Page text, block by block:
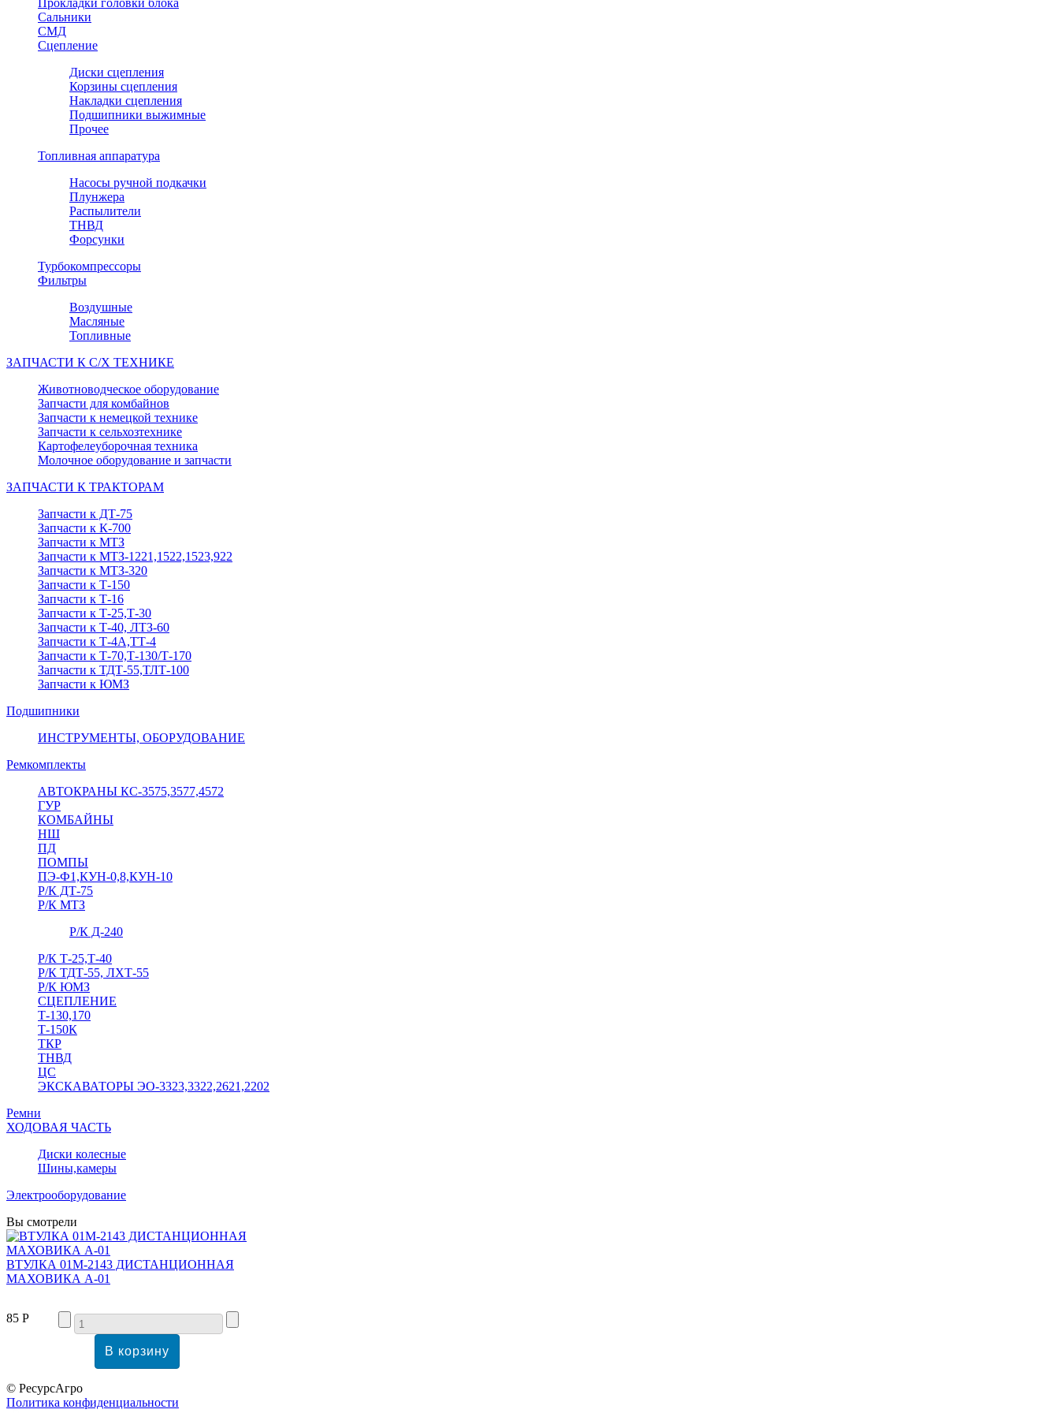
Прокладки головки блока
Сальники
СМД
Сцепление
Диски сцепления
Корзины сцепления
Накладки сцепления
Подшипники выжимные
Прочее
Топливная аппаратура
Насосы ручной подкачки
Плунжера
Распылители
ТНВД
Форсунки
Турбокомпрессоры
Фильтры
Воздушные
Масляные
Топливные
ЗАПЧАСТИ К С/Х ТЕХНИКЕ
Животноводческое оборудование
Запчасти для комбайнов
Запчасти к немецкой технике
Запчасти к сельхозтехнике
Картофелеуборочная техника
Молочное оборудование и запчасти
ЗАПЧАСТИ К ТРАКТОРАМ
Запчасти к ДТ-75
Запчасти к К-700
Запчасти к МТЗ
Запчасти к МТЗ-1221,1522,1523,922
Запчасти к МТЗ-320
Запчасти к Т-150
Запчасти к Т-16
Запчасти к Т-25,Т-30
Запчасти к Т-40, ЛТЗ-60
Запчасти к Т-4А,ТТ-4
Запчасти к Т-70,Т-130/Т-170
Запчасти к ТДТ-55,ТЛТ-100
Запчасти к ЮМЗ
Подшипники
ИНСТРУМЕНТЫ, ОБОРУДОВАНИЕ
Ремкомплекты
АВТОКРАНЫ КС-3575,3577,4572
ГУР
КОМБАЙНЫ
НШ
ПД
ПОМПЫ
ПЭ-Ф1,КУН-0,8,КУН-10
Р/К ДТ-75
Р/К МТЗ
Р/К Д-240
Р/К Т-25,Т-40
Р/К ТДТ-55, ЛХТ-55
Р/К ЮМЗ
СЦЕПЛЕНИЕ
Т-130,170
Т-150К
ТКР
ТНВД
ЦС
ЭКСКАВАТОРЫ ЭО-3323,3322,2621,2202
Ремни
ХОДОВАЯ ЧАСТЬ
Диски колесные
Шины,камеры
Электрооборудование
Вы смотрели
ВТУЛКА 01М-2143 ДИСТАНЦИОННАЯ
МАХОВИКА А-01
85 Р
© РесурсАгро
Политика конфиденциальности